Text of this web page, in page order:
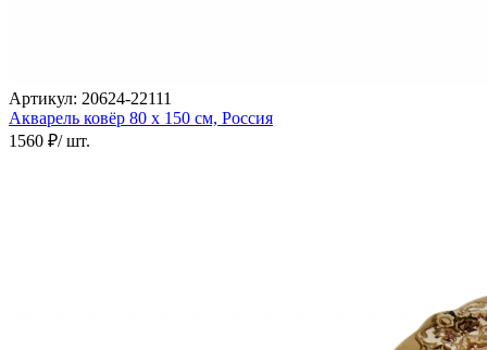
Артикул: 20624-22111
Акварель ковёр 80 х 150 см, Россия
1560 ₽/ шт.